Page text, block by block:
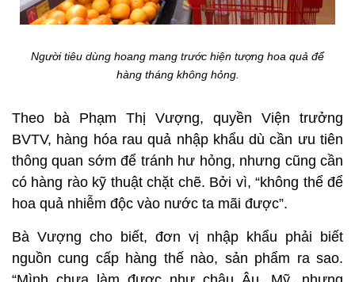
Người tiêu dùng hoang mang trước hiện tượng hoa quả để
hàng tháng không hỏng.
Theo bà Phạm Thị Vượng, quyền Viện trưởng
BVTV, hàng hóa rau quả nhập khẩu dù cần ưu tiên
thông quan sớm để tránh hư hỏng, nhưng cũng cần
có hàng rào kỹ thuật chặt chẽ. Bởi vì, “không thể để
hoa quả nhiễm độc vào nước ta mãi được”.
Bà Vượng cho biết, đơn vị nhập khẩu phải biết
nguồn cung cấp hàng thế nào, sản phẩm ra sao.